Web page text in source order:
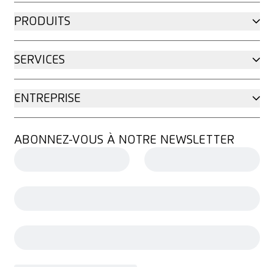
PRODUITS
SERVICES
ENTREPRISE
ABONNEZ-VOUS À NOTRE NEWSLETTER